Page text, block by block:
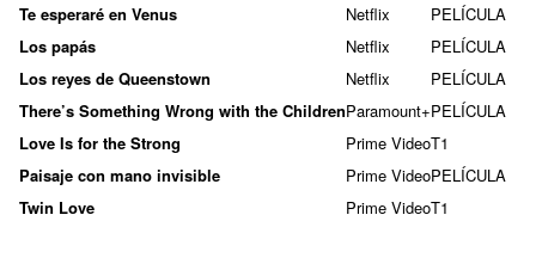
Te esperaré en Venus
Netflix
PELÍCULA
Los papás
Netflix
PELÍCULA
Los reyes de Queenstown
Netflix
PELÍCULA
There’s Something Wrong with the ChildrenParamount+PELÍCULA
Love Is for the Strong
Prime VideoT1
Paisaje con mano invisible
Prime VideoPELÍCULA
Twin Love
Prime VideoT1